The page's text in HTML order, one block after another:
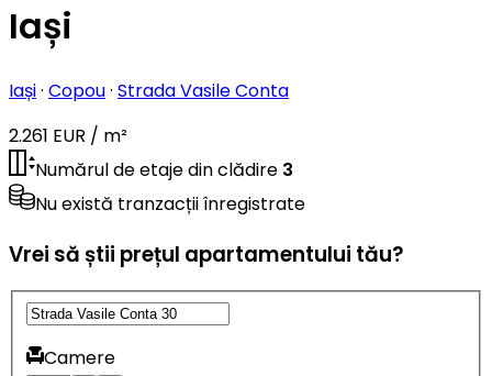
Iași
Iași· Copou· Strada Vasile Conta
2.261 EUR / m²
Numărul de etaje din clădire 3
Nu există tranzacții înregistrate
Vrei să știi prețul apartamentului tău?
Camere